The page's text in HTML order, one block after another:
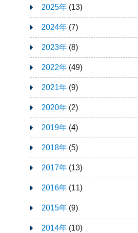
2025年(13)
2024年(7)
2023年(8)
2022年(49)
2021年(9)
2020年(2)
2019年(4)
2018年(5)
2017年(13)
2016年(11)
2015年(9)
2014年(10)